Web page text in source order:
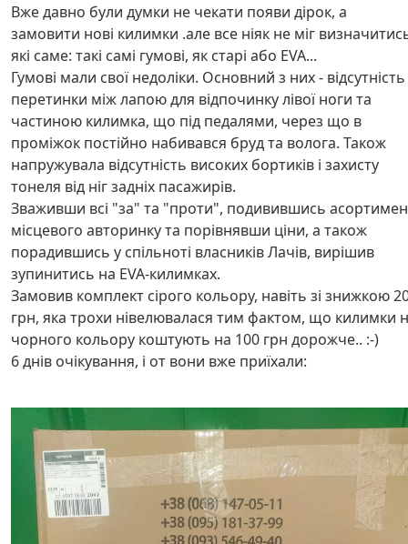
Вже давно були думки не чекати появи дірок, а
замовити нові килимки .але все ніяк не міг
які саме: такі самі гумові, як старі або EVA...
Гумові мали свої недоліки. Основний з них - відсутність
перетинки між лапою для відпочинку лівої ноги та
частиною килимка, що під педалями, через що в
проміжок постійно набивався бруд та волога. Також
напружувала відсутність високих бортиків і захисту
тонеля від ніг задніх пасажирів.
Зваживши всі "за" та "проти", подивившись
місцевого авторинку та порівнявши ціни, а також
порадившись у спільноті власників Лачів, вирішив
зупинитись на EVA-килимках.
Замовив комплект сірого кольору, навіть зі знижкою
грн, яка трохи нівелювалася тим фактом, що килимки
чорного кольору коштують на 100 грн дорожче.. :-)
6 днів очікування, і от вони вже приїхали: